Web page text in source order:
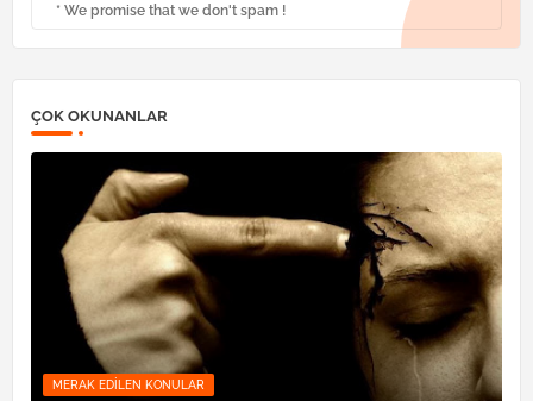
* We promise that we don't spam !
ÇOK OKUNANLAR
MERAK EDILEN KONULAR